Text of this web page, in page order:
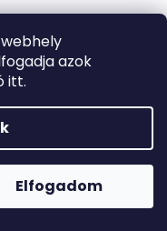
azok
itt.
Elfogadom
érzékeny
állapotban